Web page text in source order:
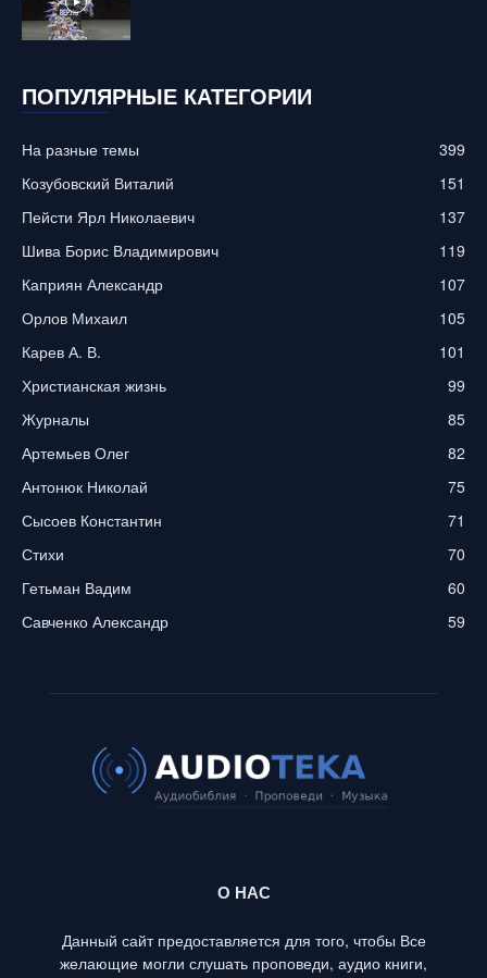
ПОПУЛЯРНЫЕ КАТЕГОРИИ
На разные темы
399
Козубовский Виталий
151
Пейсти Ярл Николаевич
137
Шива Борис Владимирович
119
Каприян Александр
107
Орлов Михаил
105
Карев А. В.
101
Христианская жизнь
99
Журналы
85
Артемьев Олег
82
Антонюк Николай
75
Сысоев Константин
71
Стихи
70
Гетьман Вадим
60
Савченко Александр
59
О НАС
Данный сайт предоставляется для того, чтобы Все
желающие могли слушать проповеди, аудио книги,